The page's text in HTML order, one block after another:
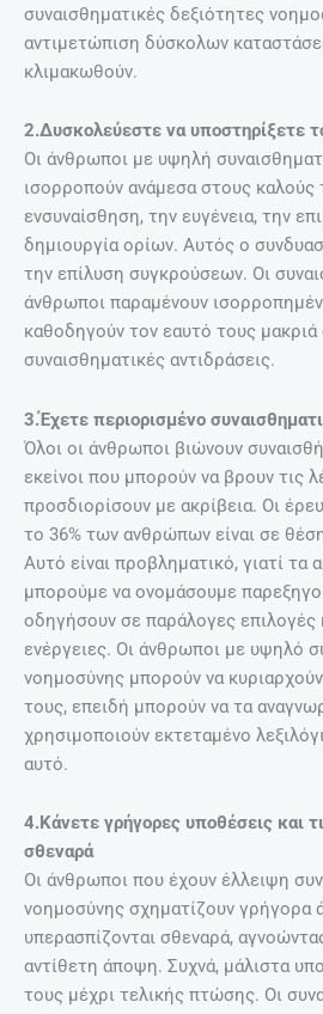
συναισθηματικές δεξιότητες
αντιμετώπιση δύσκολων
κλιμακωθούν.
2.Δυσκολεύεστε να υποστηρίξετε
Οι άνθρωποι με υψηλή
ισορροπούν ανάμεσα στους καλούς
ενσυναίσθηση, την ευγένεια, την
δημιουργία ορίων. Αυτός ο
την επίλυση συγκρούσεων. Οι
άνθρωποι παραμένουν
καθοδηγούν τον εαυτό τους μακριά
συναισθηματικές αντιδράσεις.
3.Έχετε περιορισμένο
Όλοι οι άνθρωποι βιώνουν
εκείνοι που μπορούν να βρουν τις
προσδιορίσουν με ακρίβεια. Οι
το 36% των ανθρώπων είναι σε
Αυτό είναι προβληματικό, γιατί τα
μπορούμε να ονομάσουμε
οδηγήσουν σε παράλογες επιλογές
ενέργειες. Οι άνθρωποι με υψηλό
νοημοσύνης μπορούν να
τους, επειδή μπορούν να τα
χρησιμοποιούν εκτεταμένο
αυτό.
4.Κάνετε γρήγορες υποθέσεις και
σθεναρά
Οι άνθρωποι που έχουν έλλειψη
νοημοσύνης σχηματίζουν γρήγορα
υπερασπίζονται σθεναρά,
αντίθετη άποψη. Συχνά, μάλιστα
τους μέχρι τελικής πτώσης. Οι